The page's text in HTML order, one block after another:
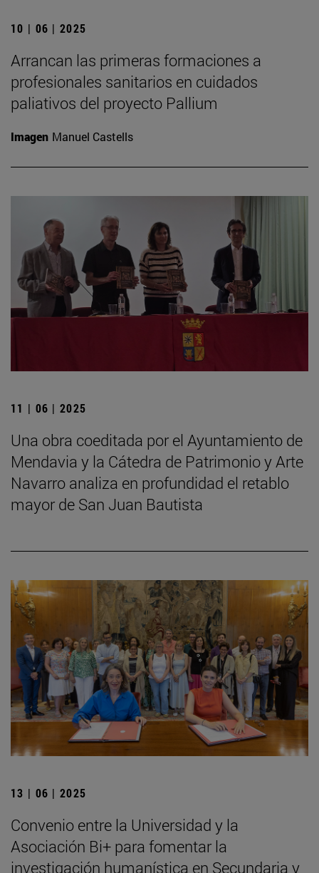
10 | 06 | 2025
Arrancan las primeras formaciones a
profesionales sanitarios en cuidados
paliativos del proyecto Pallium
Imagen Manuel Castells
11 | 06 | 2025
Una obra coeditada por el Ayuntamiento de
Mendavia y la Cátedra de Patrimonio y Arte
Navarro analiza en profundidad el retablo
mayor de San Juan Bautista
13 | 06 | 2025
Convenio entre la Universidad y la
Asociación Bi+ para fomentar la
investigación humanística en Secundaria y